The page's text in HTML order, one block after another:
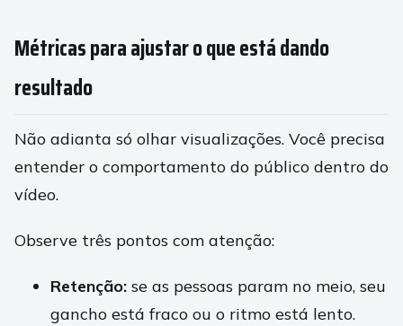
Métricas para ajustar o que está dando
resultado
Não adianta só olhar visualizações. Você precisa
entender o comportamento do público dentro do
vídeo.
Observe três pontos com atenção:
Retenção: se as pessoas param no meio, seu
gancho está fraco ou o ritmo está lento.